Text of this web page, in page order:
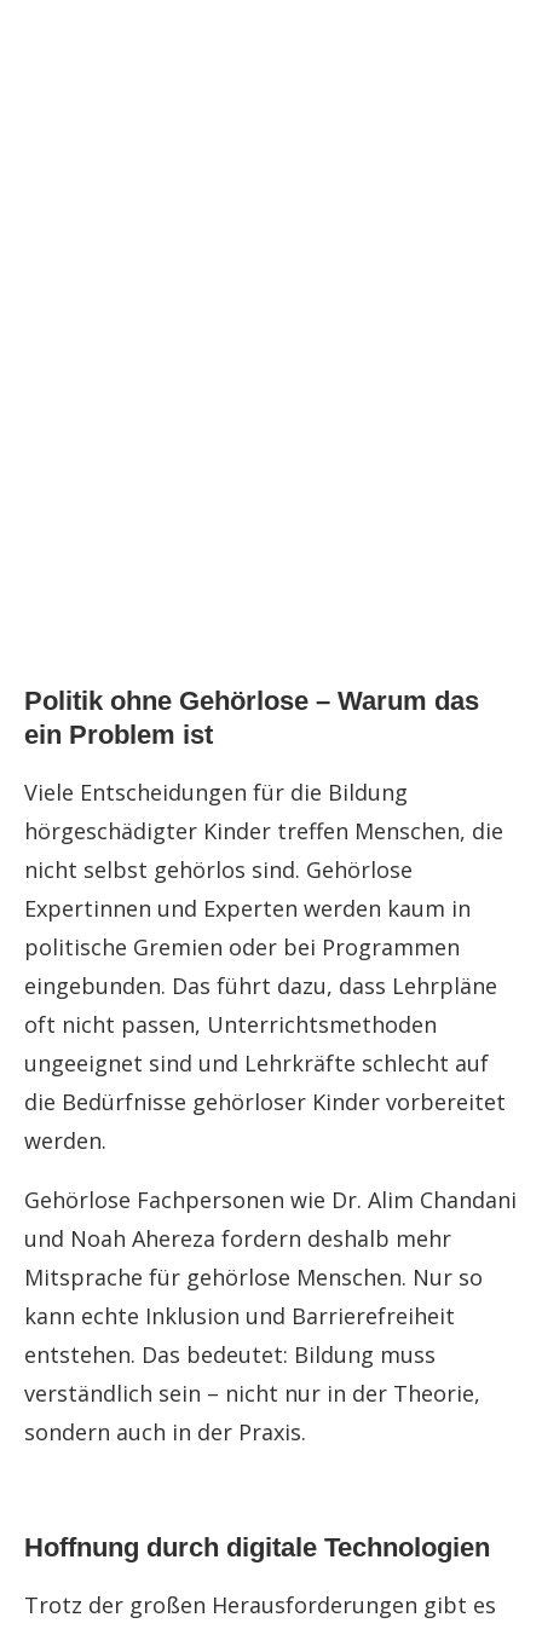
Politik ohne Gehörlose – Warum das
ein Problem ist
Viele Entscheidungen für die Bildung
hörgeschädigter Kinder treffen Menschen, die
nicht selbst gehörlos sind. Gehörlose
Expertinnen und Experten werden kaum in
politische Gremien oder bei Programmen
eingebunden. Das führt dazu, dass Lehrpläne
oft nicht passen, Unterrichtsmethoden
ungeeignet sind und Lehrkräfte schlecht auf
die Bedürfnisse gehörloser Kinder vorbereitet
werden.
Gehörlose Fachpersonen wie Dr. Alim Chandani
und Noah Ahereza fordern deshalb mehr
Mitsprache für gehörlose Menschen. Nur so
kann echte Inklusion und Barrierefreiheit
entstehen. Das bedeutet: Bildung muss
verständlich sein – nicht nur in der Theorie,
sondern auch in der Praxis.
Hoffnung durch digitale Technologien
Trotz der großen Herausforderungen gibt es